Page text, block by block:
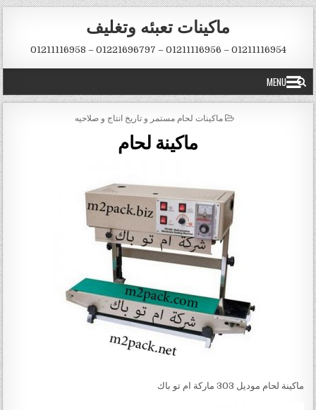
Skip to content
ماكينات تعبئه وتغليف
01211116954 – 01211116956 – 01221696797 – 01211116958
MENU
POSTED IN
ماكينات لحام مستمر و تاريخ انتاج و صلاحيه
ماكينة لحام
ماكينة لحام موديل 303 ماركة ام تو باك